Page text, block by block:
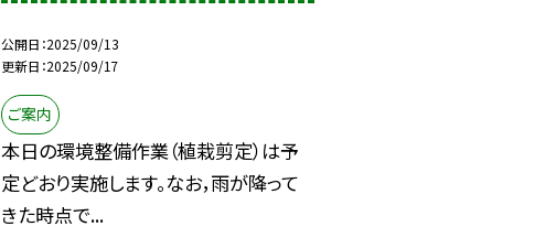
公開日 2025/09/13
更新日 2025/09/17
ご案内
本日の環境整備作業（植栽剪定）は予
定どおり実施します。なお，雨が降って
きた時点で...